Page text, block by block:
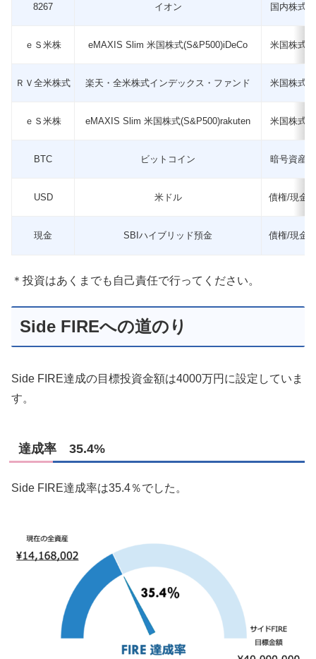
8267 イオン 国内株式
ｅＳ米株 eMAXIS Slim 米国株式(S&P500)iDeCo 米国株式
ＲＶ全米株式 楽天・全米株式インデックス・ファンド 米国株式
ｅＳ米株 eMAXIS Slim 米国株式(S&P500)rakuten 米国株式
BTC ビットコイン 暗号資産
USD 米ドル 債権/現金
現金 SBIハイブリッド預金 債権/現金
＊投資はあくまでも自己責任で行ってください。
Side FIREへの道のり
Side FIRE達成の目標投資金額は4000万円に設定していま
す。
達成率 35.4%
Side FIRE達成率は35.4％でした。